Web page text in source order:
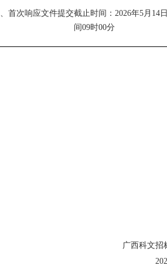
、首次响应文件提交截止时间： 2026年5月 14
间09时00分
广西科文招